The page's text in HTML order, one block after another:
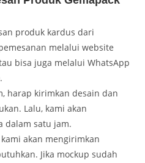
produk kardus dari
melalui website
bisa juga melalui WhatsApp
harap kirimkan desain dan
Lalu, kami akan
dalam satu jam.
akan mengirimkan
Jika mockup sudah